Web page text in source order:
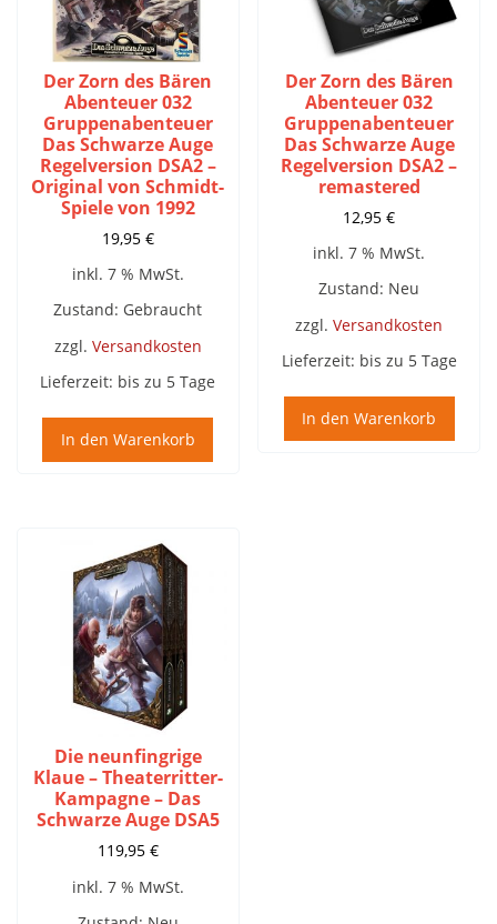
Der Zorn des Bären
Abenteuer 032
Gruppenabenteuer
Das Schwarze Auge
Regelversion DSA2 –
Original von Schmidt-
Spiele von 1992
19,95 €
inkl. 7 % MwSt.
Zustand: Gebraucht
zzgl. Versandkosten
Lieferzeit: bis zu 5 Tage
In den Warenkorb
Der Zorn des Bären
Abenteuer 032
Gruppenabenteuer
Das Schwarze Auge
Regelversion DSA2 –
remastered
12,95€
inkl. 7 % MwSt.
Zustand: Neu
zzgl.Versandkosten
Lieferzeit: bis zu 5 Tage
In den Warenkorb
Die neunfingrige
Klaue – Theaterritter-
Kampagne – Das
Schwarze Auge DSA5
119,95 €
inkl. 7 % MwSt.